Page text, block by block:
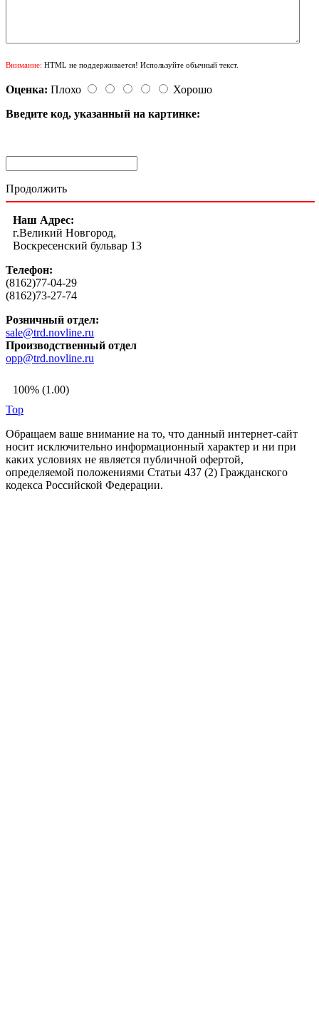
Внимание: HTML не поддерживается! Используйте обычный текст.
Оценка: Плохо
Хорошо
Введите код, указанный на картинке:
Продолжить
Наш Адрес:
г.Великий Новгород,
Воскресенский бульвар 13
Телефон:
(8162)77-04-29
(8162)73-27-74
Розничный отдел:
sale@trd.novline.ru
Производственный отдел
opp@trd.novline.ru
100% (1.00)
Top
Обращаем ваше внимание на то, что данный интернет-сайт
носит исключительно информационный характер и ни при
каких условиях не является публичной офертой,
определяемой положениями Статьи 437 (2) Гражданского
кодекса Российской Федерации.